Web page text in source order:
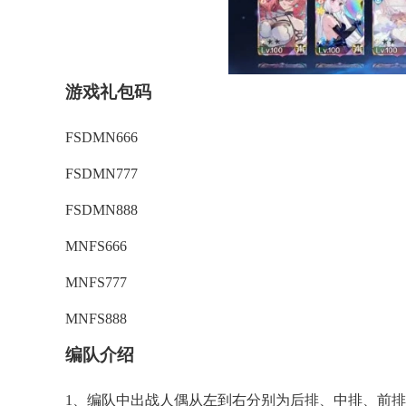
游戏礼包码
FSDMN666
FSDMN777
FSDMN888
MNFS666
MNFS777
MNFS888
编队介绍
1、编队中出战人偶从左到右分别为后排、中排、前